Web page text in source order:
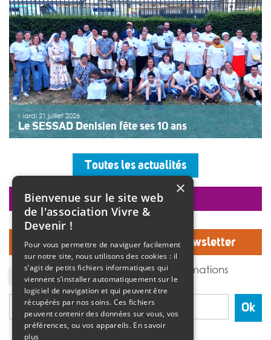
>>Lire la suite
Mardi 21 juillet 2026
Le SESSAD Denisien fête ses 10 ans
accueillaient les invités autour d’un buffet, dans une
ambiance musicale live assurée par un groupe de
musiciens. Christine Manadi, directrice du SESSAD
depuis sa création, est revenue sur l’histoire […]
>>Lire la suite
Toutes les actualités
Inscrivez-vous à notre Newsletter
J'accepte de recevoir des informations
de l'association Vivre et devenir.
Ok
faire un don
×
Bienvenue sur le site web
de l'association Vivre &
Devenir !
Pour vous permettre de naviguer facilement
sur notre site, nous utilisons des cookies : il
s’agit de petits fichiers informatiques qui
viennent s’installer automatiquement sur le
logiciel de navigation et qui peuvent être
récupérés par nos soins. Ces fichiers
peuvent contenir des données sur vous, vos
préférences, ou vos appareils. En savoir
plus